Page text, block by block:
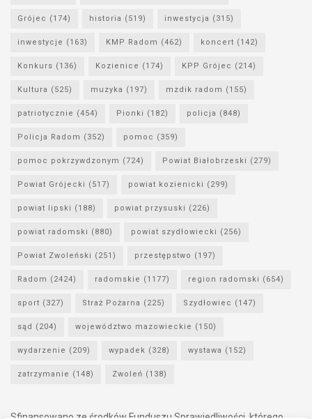
Grójec (174) historia (519) inwestycja (315)
inwestycje (163) KMP Radom (462) koncert (142)
Konkurs (136) Kozienice (174) KPP Grójec (214)
Kultura (525) muzyka (197) mzdik radom (155)
patriotycznie (454) Pionki (182) policja (848)
Policja Radom (352) pomoc (359)
pomoc pokrzywdzonym (724) Powiat Białobrzeski (279)
Powiat Grójecki (517) powiat kozienicki (299)
powiat lipski (188) powiat przysuski (226)
powiat radomski (880) powiat szydłowiecki (256)
Powiat Zwoleński (251) przestępstwo (197)
Radom (2424) radomskie (1177) region radomski (654)
sport (327) Straż Pożarna (225) Szydłowiec (147)
sąd (204) województwo mazowieckie (150)
wydarzenie (209) wypadek (328) wystawa (152)
zatrzymanie (148) Zwoleń (138)